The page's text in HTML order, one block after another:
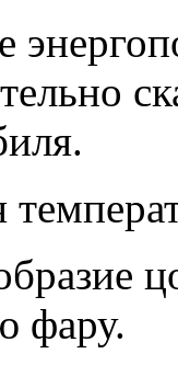
фару.